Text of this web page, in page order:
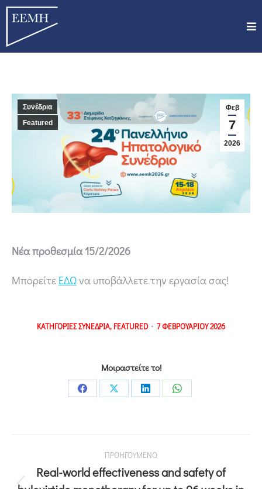
Φεβ
7
2026
Συνέδρια
Featured
Νέα προθεσμία 15/2/2026
Μπορείτε ΕΔΩνα υποβάλλετε την εργασία σας!
ΚΑΤΗΓΟΡΙΕΣΣΥΝΕΔΡΙΑ, FEATURED 7 ΦΕΒΡΟΥΑΡΙΟΥ 2026
Μοιραστείτε το!
ΠΡΟΗΓΟΥΜΕΝΟ
Real-world effectiveness and safety of